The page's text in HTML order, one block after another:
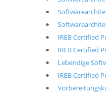
IREB Certified
IREB Certified
Lebendige
IREB Certified